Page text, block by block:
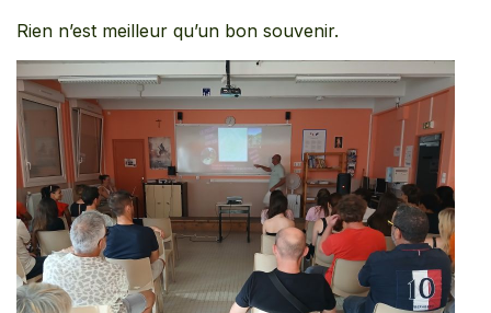
Rien n’est meilleur qu’un bon souvenir.